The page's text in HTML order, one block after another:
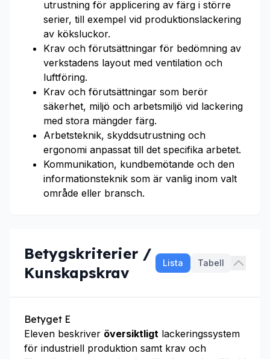
utrustning för applicering av färg i större
serier, till exempel vid produktionslackering
av köksluckor.
Krav och förutsättningar för bedömning av
verkstadens layout med ventilation och
luftföring.
Krav och förutsättningar som berör
säkerhet, miljö och arbetsmiljö vid lackering
med stora mängder färg.
Arbetsteknik, skyddsutrustning och
ergonomi anpassat till det specifika arbetet.
Kommunikation, kundbemötande och den
informationsteknik som är vanlig inom valt
område eller bransch.
Betygskriterier /
Kunskapskrav
Lista Tabell
Betyget E
Eleven beskriver översiktligt lackeringssystem
för industriell produktion samt krav och